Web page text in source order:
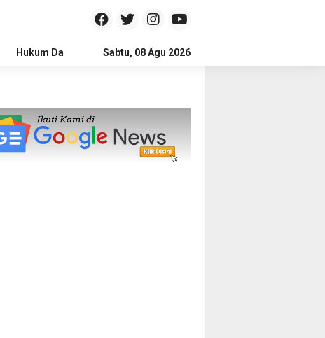
Hukum Dan Kriminal Politik Pendidikan
Sabtu, 08 Agu 2026